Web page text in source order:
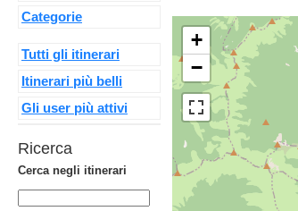
+
−
Categorie
Tutti gli itinerari
Itinerari più belli
Gli user più attivi
Ricerca
Cerca negli itinerari